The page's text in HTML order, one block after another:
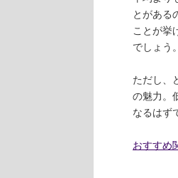
とがある
ことが挙
でしょう。
ただし、
の魅力。
なるはず
おすすめ